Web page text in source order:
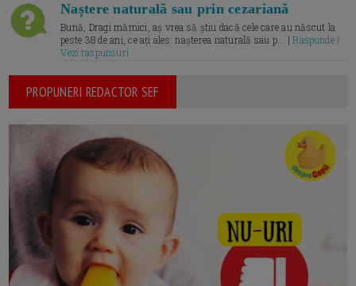
Naștere naturală sau prin cezariană
Bună, Dragi mămici, aș vrea să știu dacă cele care au născut la
peste 38 de ani, ce ați ales: nașterea naturală sau p... |Raspunde |
Vezi raspunsuri
PROPUNERI REDACTOR SEF